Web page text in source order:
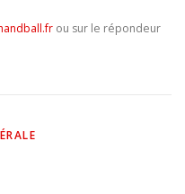
ou sur le répondeur